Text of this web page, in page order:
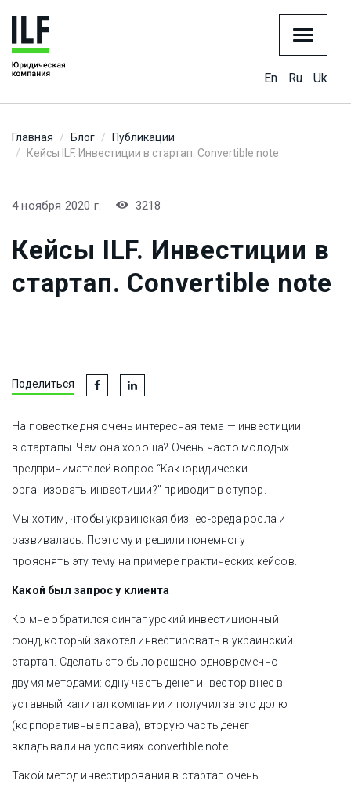
En Ru Uk
Главная Блог
Публикации
Кейсы ILF. Инвестиции в стартап. Convertible note
4 ноября 2020 г. 3218
Кейсы ILF. Инвестиции в
стартап. Convertible note
Поделиться
На повестке дня очень интересная тема — инвестиции
в стартапы. Чем она хороша? Очень часто молодых
предпринимателей вопрос “Как юридически
организовать инвестиции?” приводит в ступор.
Мы хотим, чтобы украинская бизнес-среда росла и
развивалась. Поэтому и решили понемногу
прояснять эту тему на примере практических кейсов.
Какой был запрос у клиента
Ко мне обратился сингапурский инвестиционный
фонд, который захотел инвестировать в украинский
стартап. Сделать это было решено одновременно
двумя методами: одну часть денег инвестор внес в
уставный капитал компании и получил за это долю
(корпоративные права), вторую часть денег
вкладывали на условиях convertible note.
Такой метод инвестирования в стартап очень